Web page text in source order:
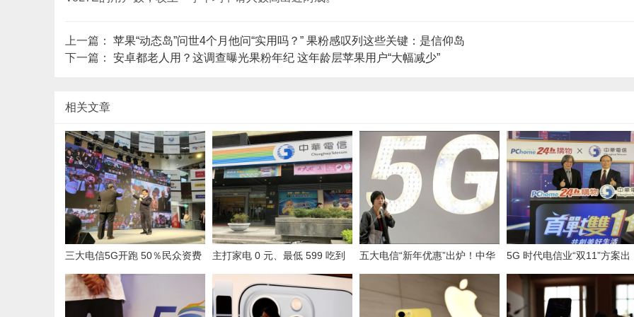
上一篇： 苹果“动态岛”问世4个月他问“实用吗？” 果粉感叹列这些关键：是信仰岛
下一篇： 安卓都老人用？这调查曝光果粉年纪 这年龄层苹果用户“大幅减少”
相关文章
三大电信5G开跑 50％民众资费
选99元
主打家电 0 元、最低 599 吃到
饱！中华电 / 远传公布 2020 年
母亲节方案
五大电信“新年优惠”出炉！中华
电主打 iPhone、安卓 礼包
5G 时代电信业“双11”方案出
炉！携手网购电商成今年特